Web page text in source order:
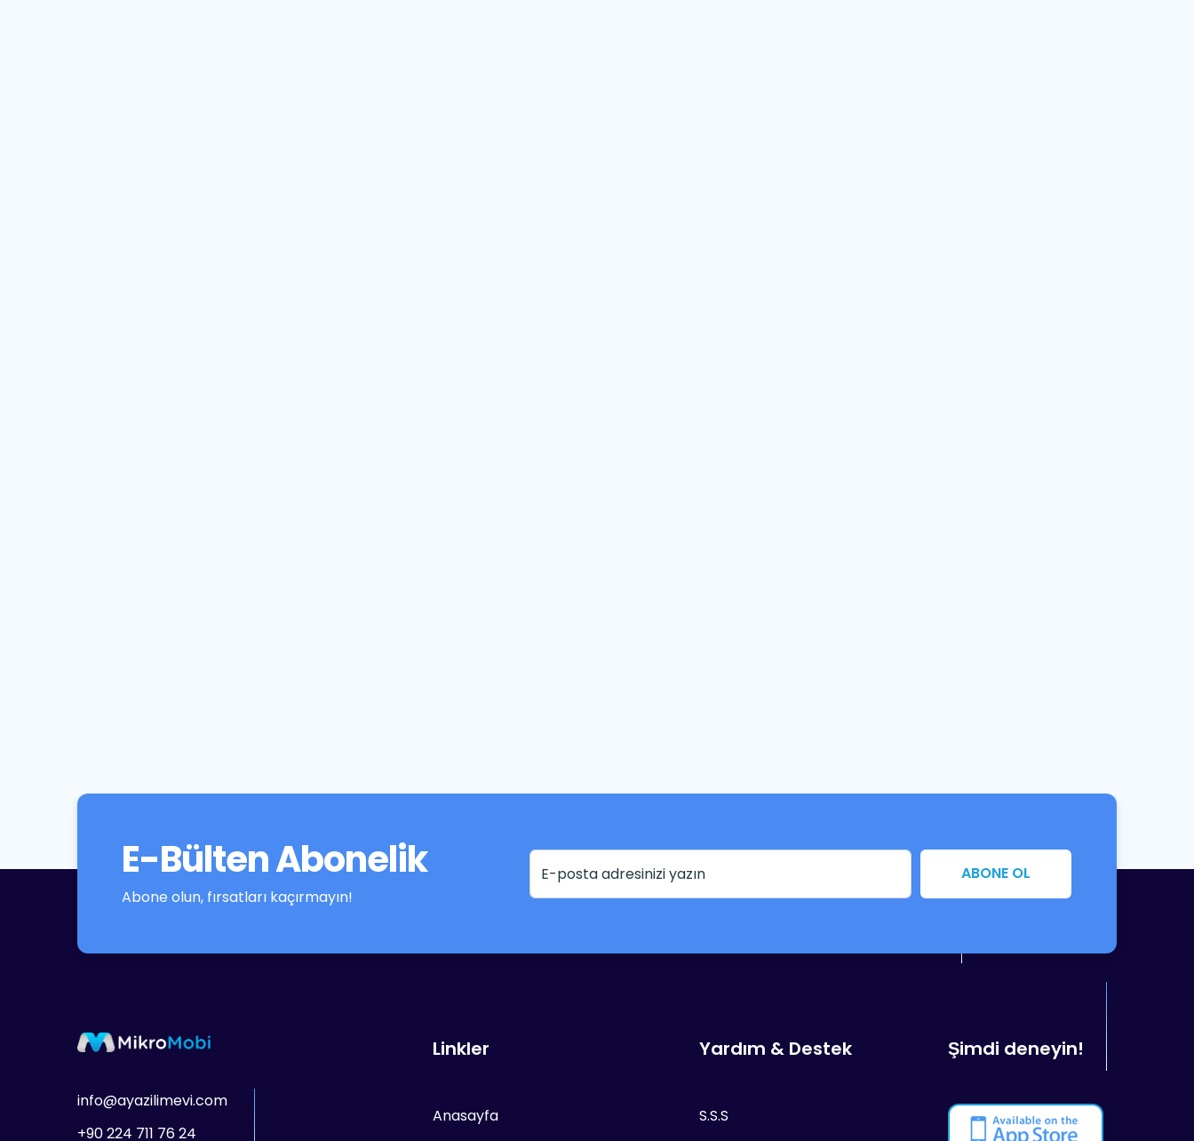
E-Bülten Abonelik
Abone olun, fırsatları kaçırmayın!
ABONE OL
info@ayazilimevi.com
+90 224 711 76 24
Linkler
Anasayfa
Yardım & Destek
S.S.S
Şimdi deneyin!